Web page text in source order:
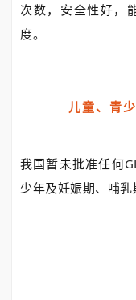
次数，安全性好，
度。
儿童、青
我国暂未批准任何
少年及妊娠期、哺乳